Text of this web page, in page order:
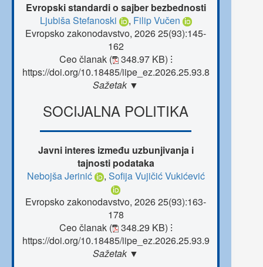
Evropski standardi o sajber bezbednosti
Ljubiša Stefanoski
, Filip Vučen
Evropsko zakonodavstvo, 2026 25(93):145-
162
Ceo članak ( 348.97 KB) ⁝
https://doi.org/10.18485/iipe_ez.2026.25.93.8
Sažetak ▼
SOCIJALNA POLITIKA
Javni interes između uzbunjivanja i
tajnosti podataka
Nebojša Jerinić
, Sofija Vujičić Vukićević
Evropsko zakonodavstvo, 2026 25(93):163-
178
Ceo članak ( 348.29 KB) ⁝
https://doi.org/10.18485/iipe_ez.2026.25.93.9
Sažetak ▼